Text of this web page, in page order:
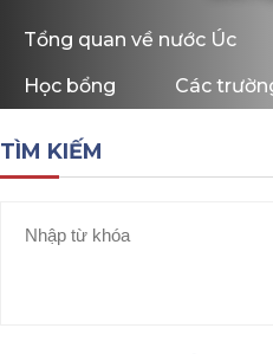
Tổng quan về nước Úc
Học bổng Các
TÌM KIẾM